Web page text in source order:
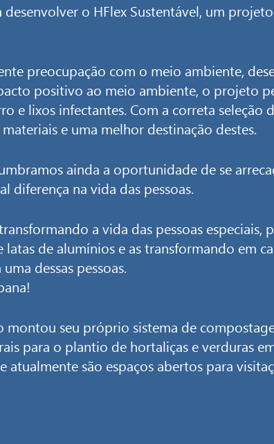
o HFlex Sustentável, um
preocupação com o meio ambiente,
positivo ao meio ambiente, o projeto
e lixos infectantes. Com a correta seleção
e uma melhor destinação destes.
ainda a oportunidade de se
diferença na vida das pessoas.
a vida das pessoas especiais,
de alumínios e as transformando em
dessas pessoas.
seu próprio sistema de
para o plantio de hortaliças e verduras
são espaços abertos para